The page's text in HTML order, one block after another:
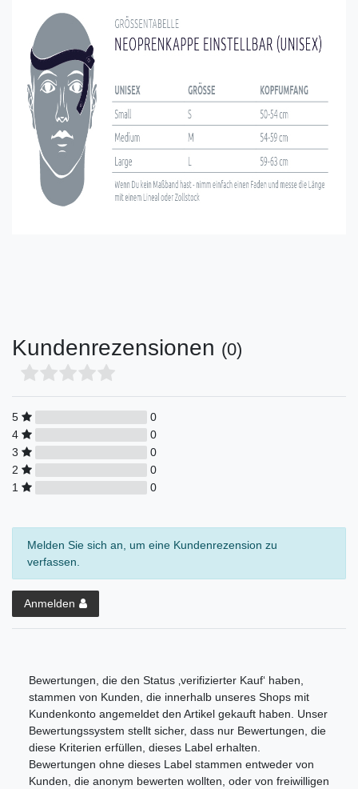
Kundenrezensionen (0)
5
0
4
0
3
0
2
0
1
0
Melden Sie sich an, um eine Kundenrezension zu
verfassen.
Anmelden
Bewertungen, die den Status ‚verifizierter Kauf‘ haben,
stammen von Kunden, die innerhalb unseres Shops mit
Kundenkonto angemeldet den Artikel gekauft haben. Unser
Bewertungssystem stellt sicher, dass nur Bewertungen, die
diese Kriterien erfüllen, dieses Label erhalten.
Bewertungen ohne dieses Label stammen entweder von
Kunden, die anonym bewerten wollten, oder von freiwilligen